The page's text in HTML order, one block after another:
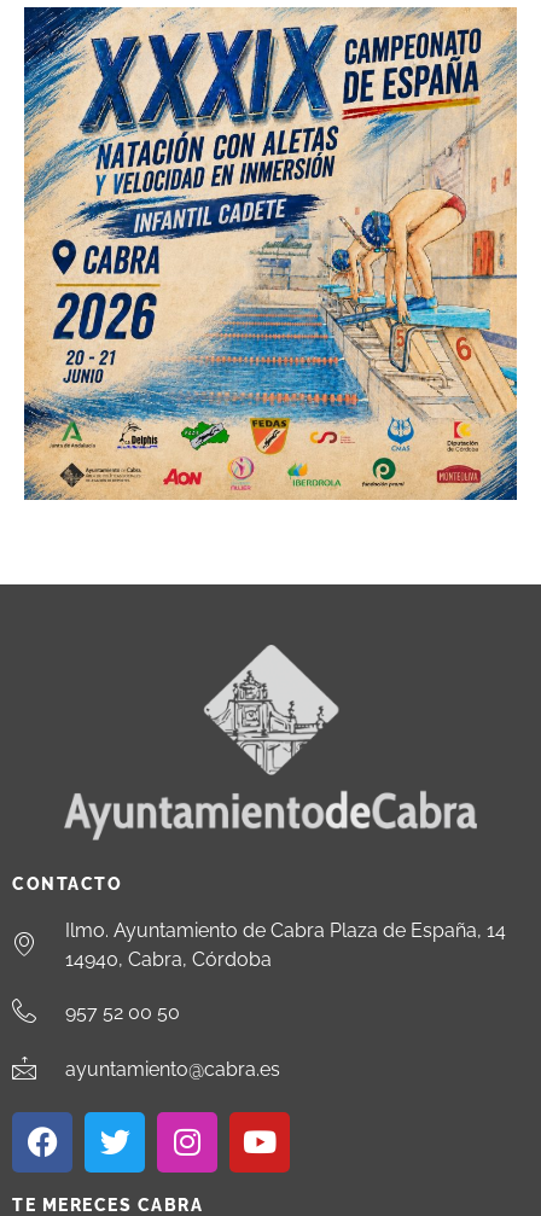
CONTACTO
Ilmo. Ayuntamiento de Cabra Plaza de España, 14
14940, Cabra, Córdoba
957 52 00 50
ayuntamiento@cabra.es
TE MERECES CABRA